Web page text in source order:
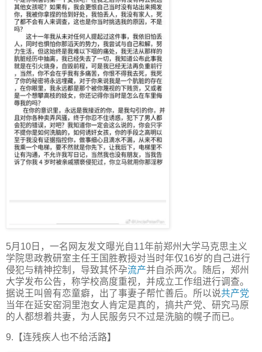
5月10日，一名网友发文曝光自11年前郑州大学马克思主义
学院思政教研室主任王国胜教授对当时年仅16岁的自己进行
侵犯与精神控制，导致其怀孕流产并自杀两次。随后，郑州
大学发布公告，称学校高度重视，并成立工作组进行调查。
据说王叫兽有恋童癖，出了事妻子帮忙善后。所以说共产党
当年在延安窑洞里泡女人肯定是真的，搞共产党、研究马原
的人都想着共妻，为人民服务只不过是洗脑的幌子而已。
9.【连残疾人也不给活路】